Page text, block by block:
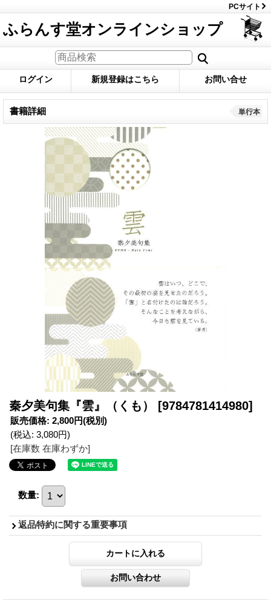
PCサイト
ふらんす堂オンラインショップ
ログイン 新規登録はこちら お問い合せ
書籍詳細 単行本
秦夕美句集『雲』（くも） [9784781414980]
販売価格: 2,800円(税別)
(税込: 3,080円)
[在庫数 在庫わずか]
数量:
返品特約に関する重要事項